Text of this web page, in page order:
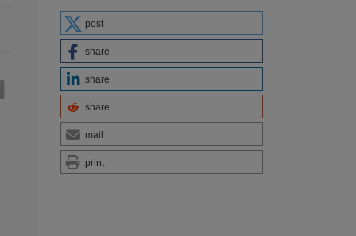
post
share
share
share
mail
print